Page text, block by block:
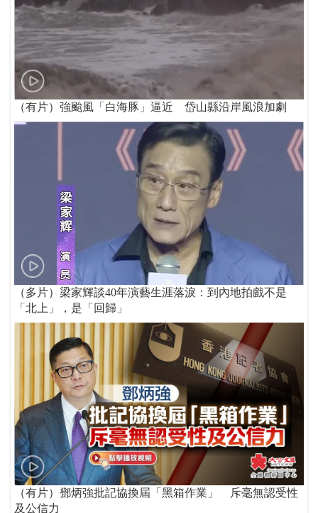
（有片）強颱風「白海豚」逼近 岱山縣沿岸風浪加劇
（多片）梁家輝談40年演藝生涯落淚：到內地拍戲不是
「北上」，是「回歸」
（有片）鄧炳強批記協換屆「黑箱作業」 斥毫無認受性
及公信力